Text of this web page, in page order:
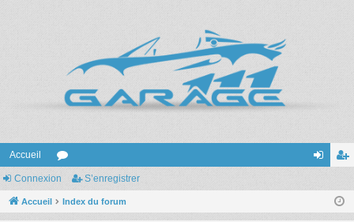
Accueil
or
u nr
Connexion S’enregistrer
Accueil Index du forum